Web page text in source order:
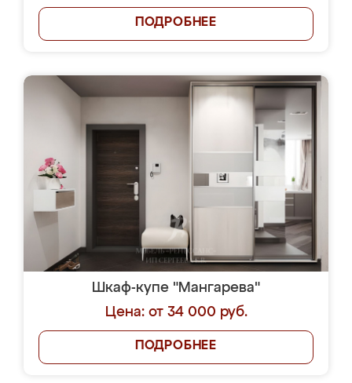
ПОДРОБНЕЕ
Шкаф-купе "Мангарева"
Цена: от 34 000 руб.
ПОДРОБНЕЕ